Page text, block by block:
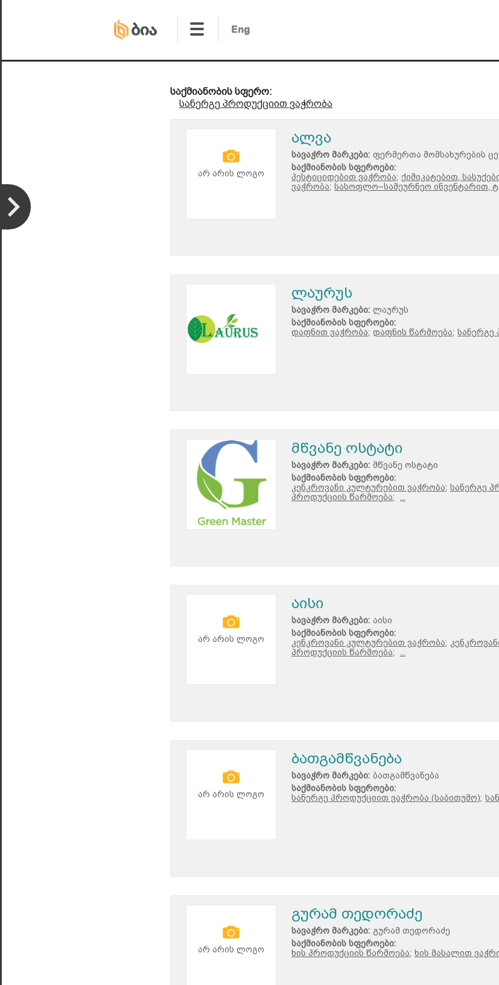
საქმიანობის სფერო:
სანერგე პროდუქციით ვაჭრობა
არ არის ლოგო
ალვა
სავაჭრო მარკები: ფერმერთა მომსახურების
საქმიანობის სფეროები:
პესტიციდებით ვაჭრობა; ქიმიკატებით,
ვაჭრობა; სასოფლო–სამეურნეო ინვენტარით,
ლაურუს
სავაჭრო მარკები: ლაურუს
საქმიანობის სფეროები:
დაფნით ვაჭრობა; დაფნის წარმოება; სანერგე
მწვანე ოსტატი
სავაჭრო მარკები: მწვანე ოსტატი
საქმიანობის სფეროები:
კენკროვანი კულტურებით ვაჭრობა; სანერგე
პროდუქციის წარმოება;
არ არის ლოგო
აისი
სავაჭრო მარკები: აისი
საქმიანობის სფეროები:
კენკროვანი კულტურებით ვაჭრობა;
პროდუქციის წარმოება;
არ არის ლოგო
ბათგამწვანება
სავაჭრო მარკები: ბათგამწვანება
საქმიანობის სფეროები:
სანერგე პროდუქციით ვაჭრობა (საბითუმო);
არ არის ლოგო
გურამ თედორაძე
სავაჭრო მარკები: გურამ თედორაძე
საქმიანობის სფეროები:
ხის პროდუქციის წარმოება; ხის მასალით